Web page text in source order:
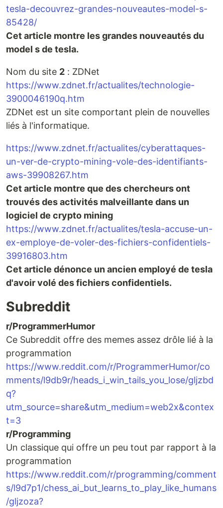
tesla-decouvrez-grandes-nouveautes-model-s-
85428/
Cet article montre les grandes nouveautés du
model s de tesla.
Nom du site 2 : ZDNet
https://www.zdnet.fr/actualites/technologie-
3900046190q.htm
ZDNet est un site comportant plein de nouvelles
liés à l'informatique.
https://www.zdnet.fr/actualites/cyberattaques-
un-ver-de-crypto-mining-vole-des-identifiants-
aws-39908267.htm
Cet article montre que des chercheurs ont
trouvés des activités malveillante dans un
logiciel de crypto mining
https://www.zdnet.fr/actualites/tesla-accuse-un-
ex-employe-de-voler-des-fichiers-confidentiels-
39916803.htm
Cet article dénonce un ancien employé de tesla
d'avoir volé des fichiers confidentiels.
Subreddit
r/ProgrammerHumor
Ce Subreddit offre des memes assez drôle lié à la
programmation
https://www.reddit.com/r/ProgrammerHumor/co
mments/l9db9r/heads_i_win_tails_you_lose/gljzbd
q?
utm_source=share&utm_medium=web2x&contex
t=3
r/Programming
Un classique qui offre un peu tout par rapport à la
programmation
https://www.reddit.com/r/programming/comment
s/l9d7p1/chess_ai_but_learns_to_play_like_humans
/gljzoza?